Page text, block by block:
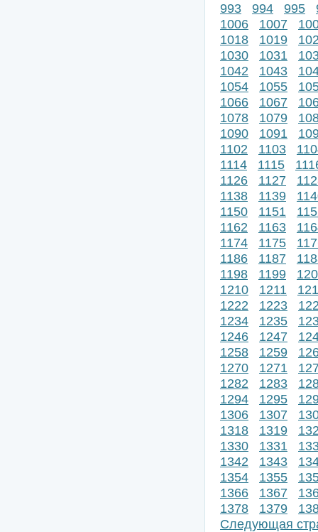
993
994 995
1006
1007
1018
1019
1030
1031
1042
1043
1054
1055
1066
1067
1078
1079
1090
1091
1102
1103
1114
1115
1126
1127
1138
1139
1150
1151
1162
1163
1174
1175
1186
1187
1198
1199
1210
1211
1222
1223
1234
1235
1246
1247
1258
1259
1270
1271
1282
1283
1294
1295
1306
1307
1318
1319
1330
1331
1342
1343
1354
1355
1366
1367
1378
1379
Следующая